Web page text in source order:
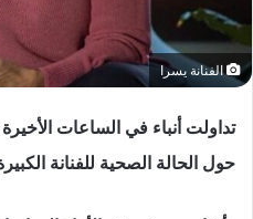
الفنانة يسرا
تداولت أنباء في الساعات
حول الحالة الصحية للفنانة